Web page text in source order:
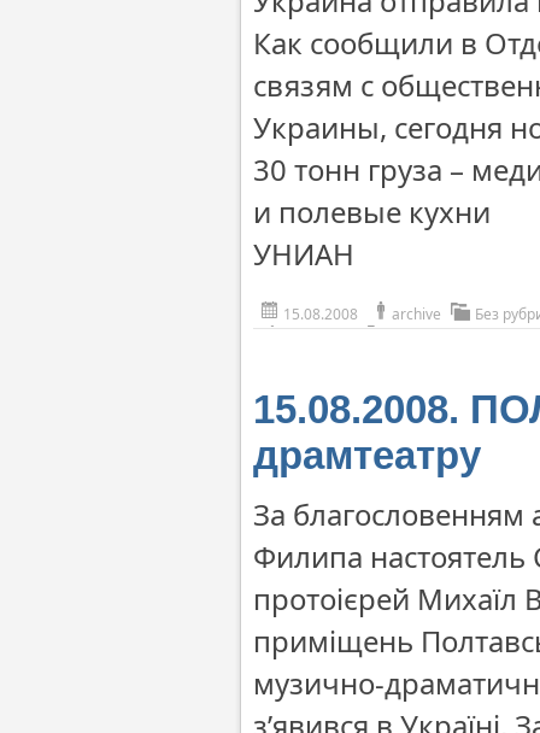
Как сообщили в
связям с
Украины, сегодня
30 тонн груза –
и полевые кухни
УНИАН
15.08.2008 archive Без
15.08.2008.
драмтеатру
За благословенням
Филипа
протоієрей
приміщень
музично-